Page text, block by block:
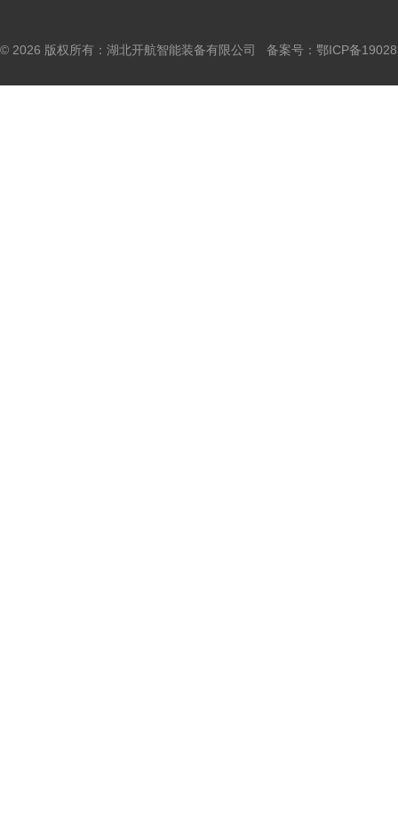
© 2026 版权所有：湖北开航智能装备有限公司 备案号： 鄂ICP备